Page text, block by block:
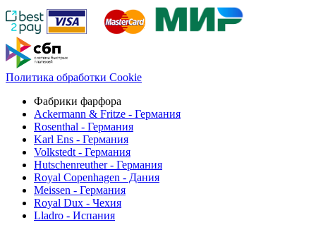
Политика обработки Cookie
Фабрики фарфора
Ackermann & Fritze - Германия
Rosenthal - Германия
Karl Ens - Германия
Volkstedt - Германия
Hutschenreuther - Германия
Royal Copenhagen - Дания
Meissen - Германия
Royal Dux - Чехия
Lladro - Испания